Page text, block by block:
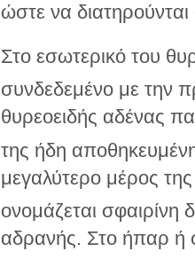
ώστε να
Στο εσωτερικό του
συνδεδεμένο με την
θυρεοειδής αδένας
της ήδη
μεγαλύτερο μέρος
ονομάζεται σφαιρίνη
αδρανής. Στο ήπαρ ή